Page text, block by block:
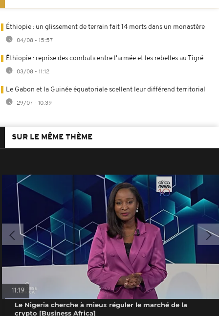
Éthiopie : un glissement de terrain fait 14 morts dans un monastère
04/08 - 15:57
Éthiopie : reprise des combats entre l'armée et les rebelles au Tigré
03/08 - 11:12
Le Gabon et la Guinée équatoriale scellent leur différend territorial
29/07 - 10:39
SUR LE MÊME THÈME
11:19
Le Nigeria cherche à mieux réguler le marché de la
crypto [Business Africa]